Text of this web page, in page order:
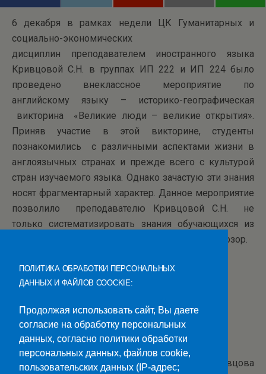
6 декабря в рамках недели ЦК Гуманитарных и
социально-экономических
дисциплин преподавателем иностранного языка
Кривцовой С.Н. в группах ИП 222 и ИП 224 было
проведено внеклассное мероприятие по
английскому языку – историко-географическая
викторина «Великие люди – великие открытия».
Приняв участие в этой викторине, студенты
познакомились с различными аспектами жизни в
англоязычных странах и прежде всего с культурой
стран изучаемого языка. Однако зачастую эти знания
носят фрагментарный характер. Данное мероприятие
позволило преподавателю Кривцовой С.Н. не
только систематизировать знания обучающихся из
области страноведения, но и расширить их кругозор.
Текст и фото: С.Кривцова
ПОЛИТИКА ОБРАБОТКИ ПЕРСОНАЛЬНЫХ
ДАННЫХ И ФАЙЛОВ COOCKIE:
Продолжая использовать сайт, Вы даете
согласие на обработку персональных
данных, согласно политики обработки
персональных данных, файлов cookie,
пользовательских данных (IP-адрес;